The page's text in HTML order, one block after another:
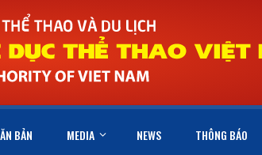
BẢN MEDIA NEWS THÔNG BÁO